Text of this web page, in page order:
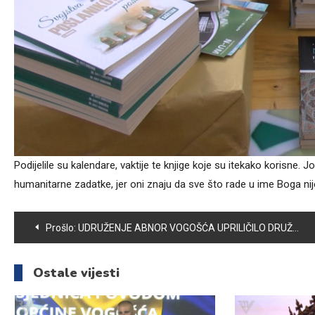
Podijelile su kalendare, vaktije te knjige koje su itekako korisne.
humanitarne zadatke, jer oni znaju da sve što rade u ime Boga
Navigacija
članaka
Prošlo: UDRUŽENJE ABNOR VOGOŠĆA UPRILIČILO DRUŽENJE ZA SVOJE ČLANICE POVODOM DANA ŽENA
Ostale vijesti